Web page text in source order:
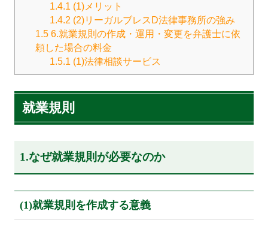
1.4.1 (1)メリット
1.4.2 (2)リーガルブレスD法律事務所の強み
1.56.就業規則の作成・運用・変更を弁護士に依
頼した場合の料金
1.5.1 (1)法律相談サービス
就業規則
1.なぜ就業規則が必要なのか
(1)就業規則を作成する意義